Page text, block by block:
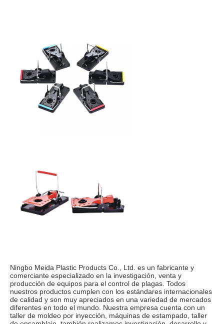
Ningbo Meida Plastic Products Co., Ltd. es un fabricante y
comerciante especializado en la investigación, venta y
producción de equipos para el control de plagas. Todos
nuestros productos cumplen con los estándares internacionales
de calidad y son muy apreciados en una variedad de mercados
diferentes en todo el mundo. Nuestra empresa cuenta con un
taller de moldeo por inyección, máquinas de estampado, taller